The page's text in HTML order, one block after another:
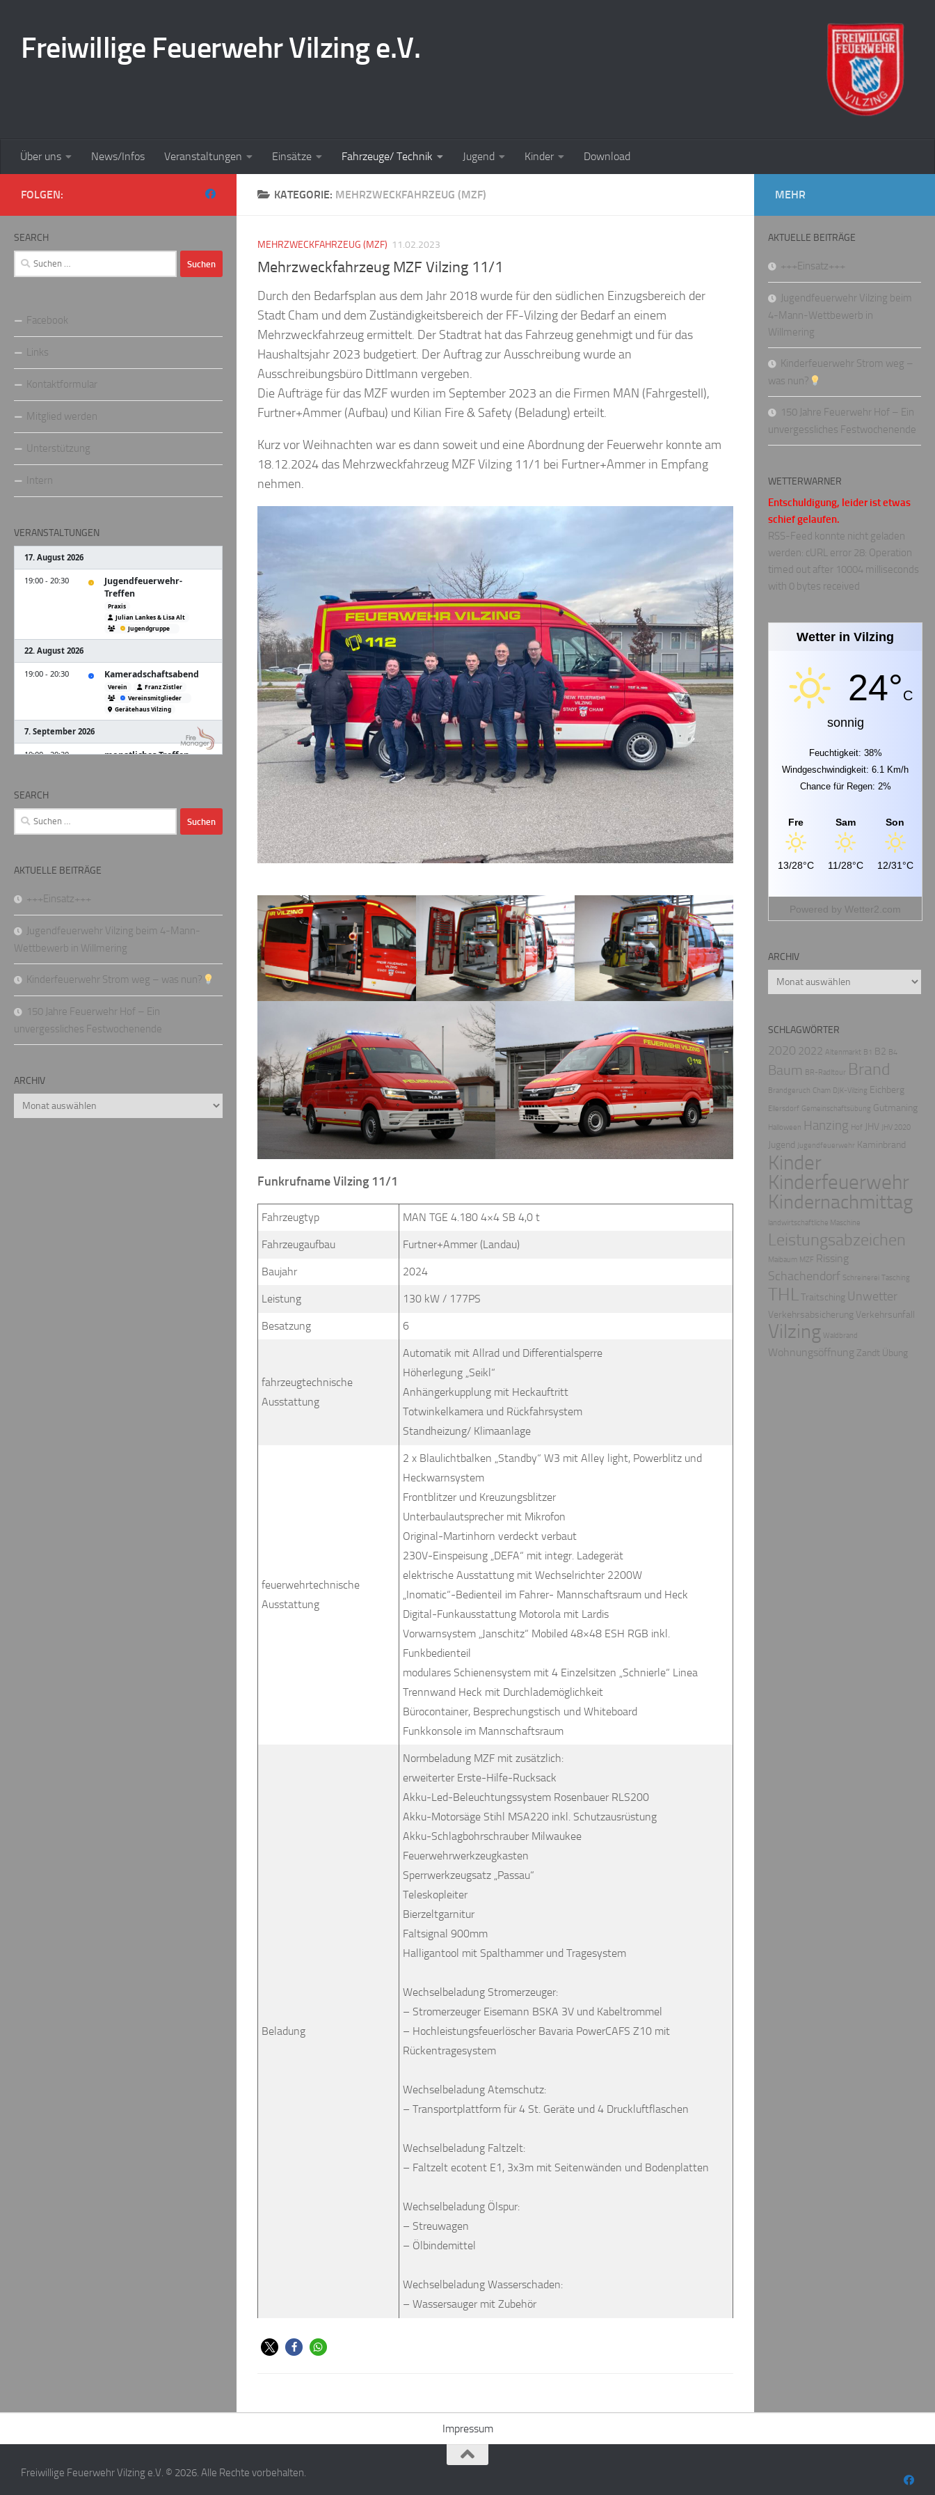
Freiwillige Feuerwehr Vilzing e.V.
Über uns News/Infos Veranstaltungen Einsätze Fahrzeuge/ Technik Jugend Kinder Download
KATEGORIE: MEHRZWECKFAHRZEUG (MZF)
MEHRZWECKFAHRZEUG (MZF) 11.02.2023
Mehrzweckfahrzeug MZF Vilzing 11/1
Durch den Bedarfsplan aus dem Jahr 2018 wurde für den südlichen Einzugsbereich der
Stadt Cham und dem Zuständigkeitsbereich der FF-Vilzing der Bedarf an einem
Mehrzweckfahrzeug ermittelt. Der Stadtrat hat das Fahrzeug genehmigt und für das
Haushaltsjahr 2023 budgetiert. Der Auftrag zur Ausschreibung wurde an
Ausschreibungsbüro Dittlmann vergeben.
Die Aufträge für das MZF wurden im September 2023 an die Firmen MAN (Fahrgestell),
Furtner+Ammer (Aufbau) und Kilian Fire & Safety (Beladung) erteilt.
Kurz vor Weihnachten war es dann soweit und eine Abordnung der Feuerwehr konnte am
18.12.2024 das Mehrzweckfahrzeug MZF Vilzing 11/1 bei Furtner+Ammer in Empfang
nehmen.
Funkrufname Vilzing 11/1
Fahrzeugtyp MAN TGE 4.180 4×4 SB 4,0 t
Fahrzeugaufbau Furtner+Ammer (Landau)
Baujahr 2024
Leistung 130 kW / 177PS
Besatzung 6
fahrzeugtechnische
Ausstattung
Automatik mit Allrad und Differentialsperre
Höherlegung „Seikl“
Anhängerkupplung mit Heckauftritt
Totwinkelkamera und Rückfahrsystem
Standheizung/ Klimaanlage
feuerwehrtechnische
Ausstattung
2 x Blaulichtbalken „Standby“ W3 mit Alley light, Powerblitz und
Heckwarnsystem
Frontblitzer und Kreuzungsblitzer
Unterbaulautsprecher mit Mikrofon
Original-Martinhorn verdeckt verbaut
230V-Einspeisung „DEFA“ mit integr. Ladegerät
elektrische Ausstattung mit Wechselrichter 2200W
„Inomatic“-Bedienteil im Fahrer- Mannschaftsraum und Heck
Digital-Funkausstattung Motorola mit Lardis
Vorwarnsystem „Janschitz“ Mobiled 48×48 ESH RGB inkl.
Funkbedienteil
modulares Schienensystem mit 4 Einzelsitzen „Schnierle“ Linea
Trennwand Heck mit Durchlademöglichkeit
Bürocontainer, Besprechungstisch und Whiteboard
Funkkonsole im Mannschaftsraum
Beladung
Normbeladung MZF mit zusätzlich:
erweiterter Erste-Hilfe-Rucksack
Akku-Led-Beleuchtungssystem Rosenbauer RLS200
Akku-Motorsäge Stihl MSA220 inkl. Schutzausrüstung
Akku-Schlagbohrschrauber Milwaukee
Feuerwehrwerkzeugkasten
Sperrwerkzeugsatz „Passau“
Teleskopleiter
Bierzeltgarnitur
Faltsignal 900mm
Halligantool mit Spalthammer und Tragesystem
Wechselbeladung Stromerzeuger:
– Stromerzeuger Eisemann BSKA 3V und Kabeltrommel
– Hochleistungsfeuerlöscher Bavaria PowerCAFS Z10 mit
Rückentragesystem
Wechselbeladung Atemschutz:
– Transportplattform für 4 St. Geräte und 4 Druckluftflaschen
Wechselbeladung Faltzelt:
– Faltzelt ecotent E1, 3x3m mit Seitenwänden und Bodenplatten
Wechselbeladung Ölspur:
– Streuwagen
– Ölbindemittel
Wechselbeladung Wasserschaden:
– Wassersauger mit Zubehör
FOLGEN:
SEARCH
Suchen
nach:
Facebook
Links
Kontaktformular
Mitglied werden
Unterstützung
Intern
VERANSTALTUNGEN
SEARCH
Suchen
nach:
AKTUELLE BEITRÄGE
+++Einsatz+++
Jugendfeuerwehr Vilzing beim 4-Mann-
Wettbewerb in Willmering
Kinderfeuerwehr Strom weg – was nun?
150 Jahre Feuerwehr Hof – Ein
unvergessliches Festwochenende
ARCHIV
Archiv
MEHR
AKTUELLE BEITRÄGE
+++Einsatz+++
Jugendfeuerwehr Vilzing beim
4-Mann-Wettbewerb in
Willmering
Kinderfeuerwehr Strom weg –
was nun?
150 Jahre Feuerwehr Hof – Ein
unvergessliches Festwochenende
WETTERWARNER
Entschuldigung, leider ist etwas
schief gelaufen.
RSS-Feed konnte nicht geladen
werden: cURL error 28: Operation
timed out after 10004 milliseconds
with 0 bytes received
Wetter in Vilzing
24°C
sonnig
Feuchtigkeit: 38%
Windgeschwindigkeit: 6.1 Km/h
Chance für Regen: 2%
Fre
13/28°C
Sam
11/28°C
Son
12/31°C
Powered by Wetter2.com
ARCHIV
Archiv
SCHLAGWÖRTER
2020 2022 Altenmarkt B1 B2 B4
Baum BR-Radltour Brand
Brandgeruch Cham DJK-Vilzing Eichberg
Ellersdorf Gemeinschaftsübung Gutmaning
Halloween Hanzing Hof JHV JHV 2020
Jugend Jugendfeuerwehr Kaminbrand
Kinder
Kinderfeuerwehr
Kindernachmittag
landwirtschaftliche Maschine
Leistungsabzeichen
Maibaum MZF Rissing
Schachendorf Schreinerei Tasching
THLTraitsching Unwetter
Verkehrsabsicherung Verkehrsunfall
Vilzing Waldbrand
Wohnungsöffnung Zandt Übung
Impressum
Freiwillige Feuerwehr Vilzing e.V. © 2026. Alle Rechte vorbehalten.